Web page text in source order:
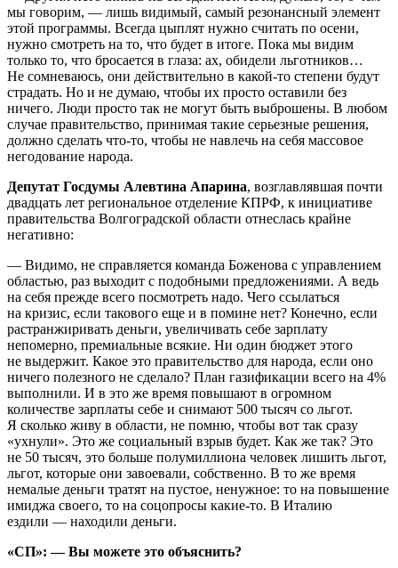
мы говорим, — лишь видимый, самый резонансный элемент
этой программы. Всегда цыплят нужно считать по осени,
нужно смотреть на то, что будет в итоге. Пока мы видим
только то, что бросается в глаза: ах, обидели льготников…
Не сомневаюсь, они действительно в какой-то степени будут
страдать. Но и не думаю, чтобы их просто оставили без
ничего. Люди просто так не могут быть выброшены. В любом
случае правительство, принимая такие серьезные решения,
должно сделать что-то, чтобы не навлечь на себя массовое
негодование народа.
Депутат Госдумы Алевтина Апарина, возглавлявшая почти
двадцать лет региональное отделение КПРФ, к инициативе
правительства Волгоградской области отнеслась крайне
негативно:
— Видимо, не справляется команда Боженова с управлением
областью, раз выходит с подобными предложениями. А ведь
на себя прежде всего посмотреть надо. Чего ссылаться
на кризис, если такового еще и в помине нет? Конечно, если
растранжиривать деньги, увеличивать себе зарплату
непомерно, премиальные всякие. Ни один бюджет этого
не выдержит. Какое это правительство для народа, если оно
ничего полезного не сделало? План газификации всего на 4%
выполнили. И в это же время повышают в огромном
количестве зарплаты себе и снимают 500 тысяч со льгот.
Я сколько живу в области, не помню, чтобы вот так сразу
«ухнули». Это же социальный взрыв будет. Как же так? Это
не 50 тысяч, это больше полумиллиона человек лишить льгот,
льгот, которые они завоевали, собственно. В то же время
немалые деньги тратят на пустое, ненужное: то на повышение
имиджа своего, то на соцопросы какие-то. В Италию
ездили — находили деньги.
«СП»: — Вы можете это объяснить?